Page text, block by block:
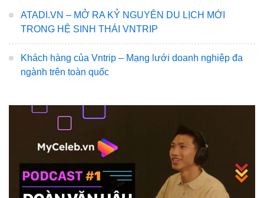
ATADI.VN – MỞ RA KỶ NGUYÊN DU LỊCH MỚI
TRONG HỆ SINH THÁI VNTRIP
Khách hàng của Vntrip – Mạng lưới doanh nghiệp đa
ngành trên toàn quốc